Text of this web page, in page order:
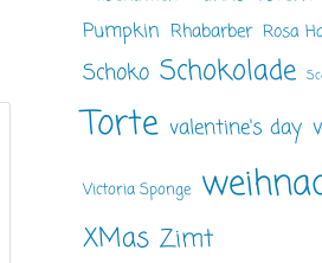
Pumpkin Rhabarber Rosa
Schoko Schokolade
Torte valentine's day
Victoria Sponge
XMas Zimt